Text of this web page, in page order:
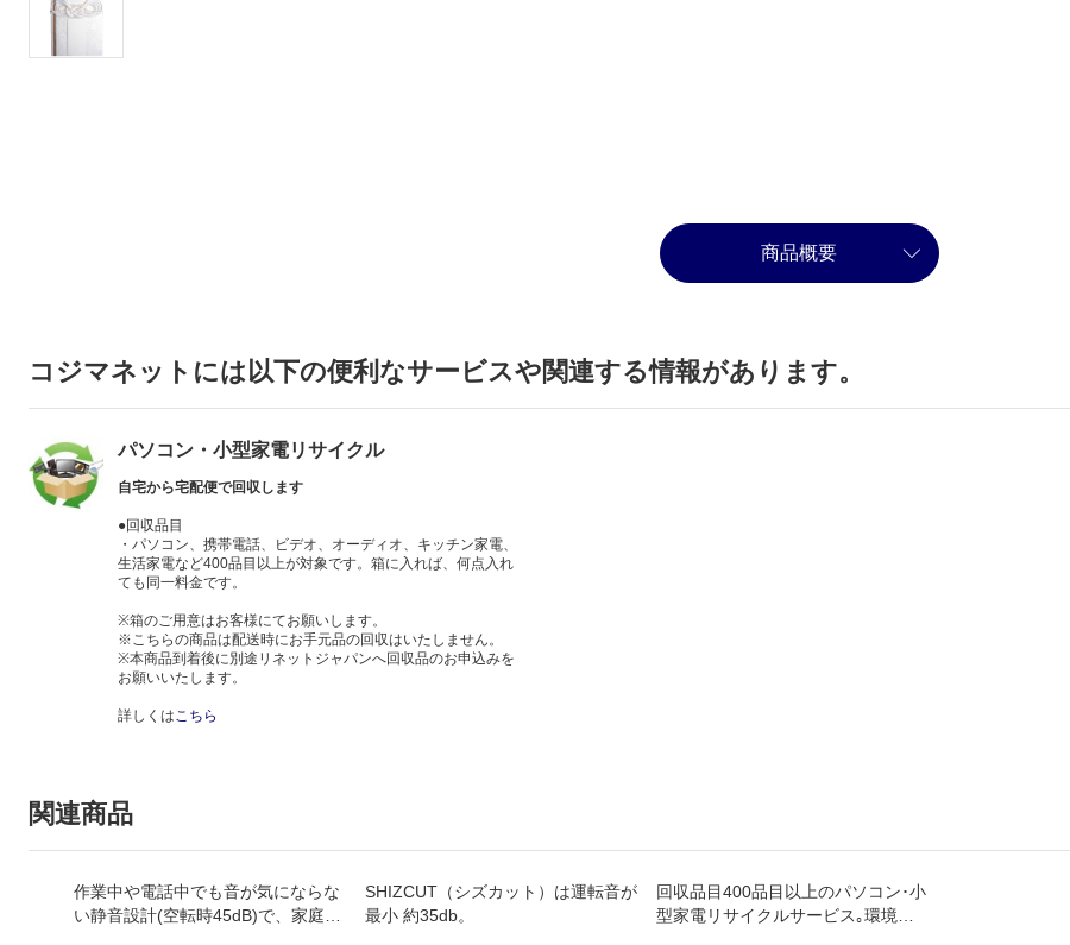
商品概要
コジマネットには以下の便利なサービスや関連する情報があります。
パソコン・小型家電リサイクル
自宅から宅配便で回収します
●回収品目
・パソコン、携帯電話、ビデオ、オーディオ、キッチン家電、
生活家電など400品目以上が対象です。箱に入れば、何点入れ
ても同一料金です。
※箱のご用意はお客様にてお願いします。
※こちらの商品は配送時にお手元品の回収はいたしません。
※本商品到着後に別途リネットジャパンへ回収品のお申込みを
お願いいたします。
詳しくは こちら
関連商品
作業中や電話中でも音が気にならな
い静音設計(空転時45dB)で、家庭や
SHIZCUT（シズカット）は運転音が
最小 約35db。
回収品目400品目以上のパソコン･小
型家電リサイクルサービス｡環境省･